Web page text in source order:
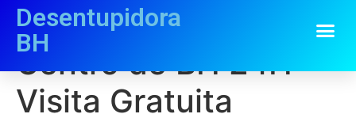
Desentupidora
BH
Desentupidora no
Centro de BH 24H-
Visita Gratuita